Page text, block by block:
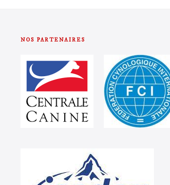
NOS PARTENAIRES